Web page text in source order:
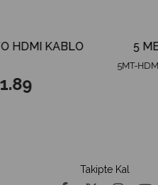
HDMI KABLO 5
5MT-HDMI
Takipte Kal